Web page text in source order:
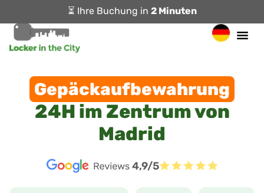
⏳ Ihre Buchung in 2 Minuten
Gepäckaufbewahrung
24H im Zentrum von
Madrid
4,9/5